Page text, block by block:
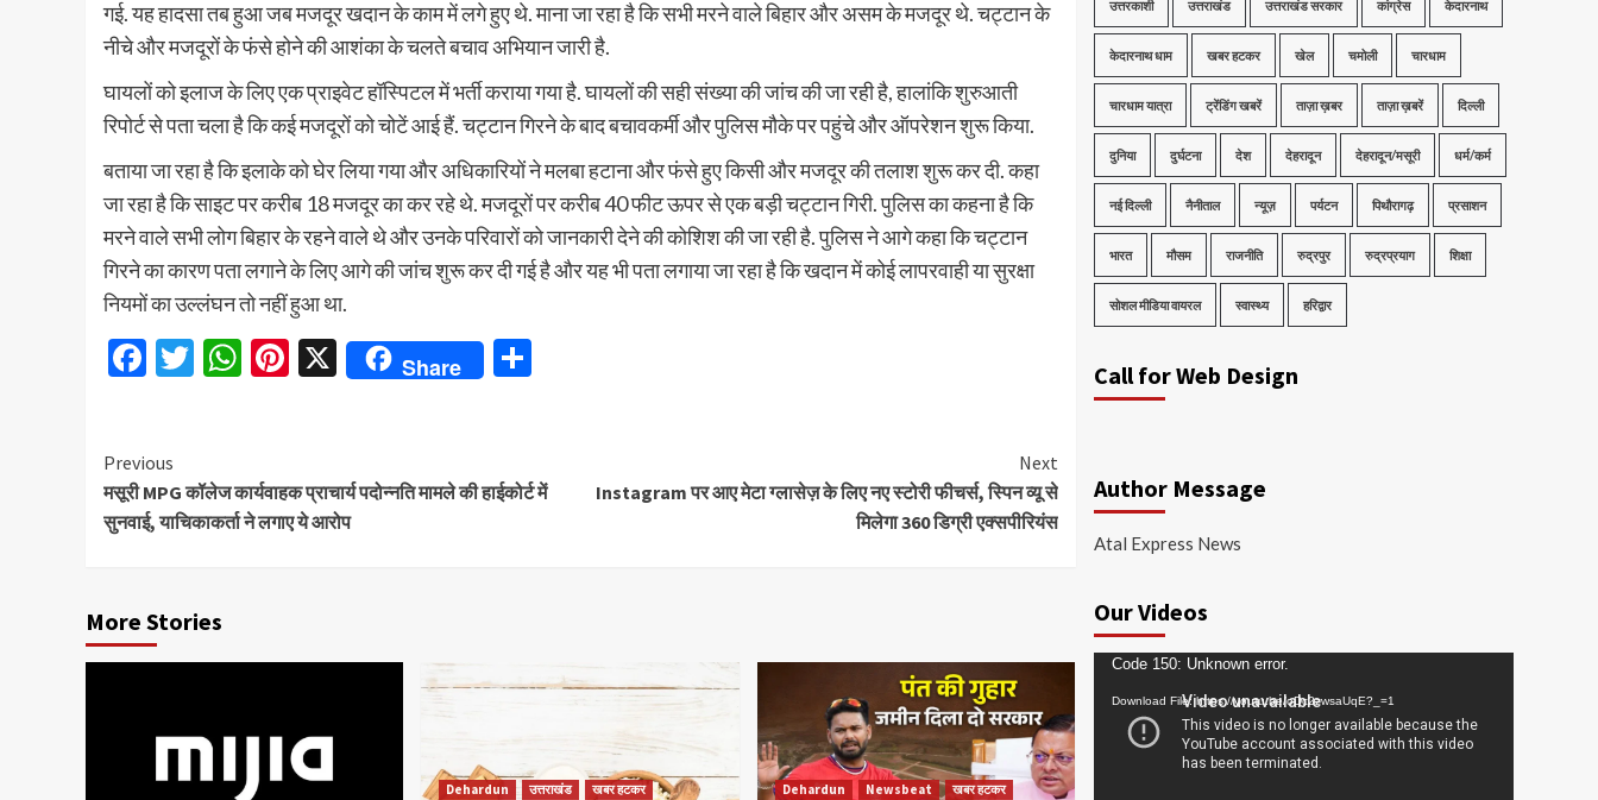
गई. यह हादसा तब हुआ जब मजदूर खदान के काम में लगे हुए थे. माना जा रहा है कि सभी मरने वाले बिहार और असम के मजदूर थे. चट्टान के
नीचे और मजदूरों के फंसे होने की आशंका के चलते बचाव अभियान जारी है.
घायलों को इलाज के लिए एक प्राइवेट हॉस्पिटल में भर्ती कराया गया है. घायलों की सही संख्या की जांच की जा रही है, हालांकि शुरुआती
रिपोर्ट से पता चला है कि कई मजदूरों को चोटें आई हैं. चट्टान गिरने के बाद बचावकर्मी और पुलिस मौके पर पहुंचे और ऑपरेशन शुरू किया.
बताया जा रहा है कि इलाके को घेर लिया गया और अधिकारियों ने मलबा हटाना और फंसे हुए किसी और मजदूर की तलाश शुरू कर दी. कहा
जा रहा है कि साइट पर करीब 18 मजदूर का कर रहे थे. मजदूरों पर करीब 40 फीट ऊपर से एक बड़ी चट्टान गिरी. पुलिस का कहना है कि
मरने वाले सभी लोग बिहार के रहने वाले थे और उनके परिवारों को जानकारी देने की कोशिश की जा रही है. पुलिस ने आगे कहा कि चट्टान
गिरने का कारण पता लगाने के लिए आगे की जांच शुरू कर दी गई है और यह भी पता लगाया जा रहा है कि खदान में कोई लापरवाही या सुरक्षा
नियमों का उल्लंघन तो नहीं हुआ था.
Facebook
Twitter
WhatsApp
Pinterest
X Share
Continue
Reading
Previous
मसूरी MPG कॉलेज कार्यवाहक प्राचार्य पदोन्नति मामले की हाईकोर्ट में
सुनवाई, ​याचिकाकर्ता ने लगाए ये आरोप
Next
Instagram पर आए मेटा ग्लासेज़ के लिए नए स्टोरी फीचर्स, स्पिन व्यू से
मिलेगा 360 डिग्री एक्सपीरियंस
More Stories
Dehardun उत्तराखंड
खबर हटकर
Dehardun Newsbeat
खबर हटकर
उत्तरकाशी उत्तराखंड उत्तराखंड सरकार कांग्रेस केदारनाथ
केदारनाथ धाम खबर हटकर खेल चमोली चारधाम
चारधाम यात्रा ट्रेंडिंग खबरें ताज़ा ख़बर ताज़ा ख़बरें दिल्ली
दुनिया दुर्घटना देश देहरादून देहरादून/मसूरी धर्म/कर्म
नई दिल्ली नैनीताल न्यूज़ पर्यटन पिथौरागढ़ प्रसाशन
भारत मौसम राजनीति रुद्रपुर रुद्रप्रयाग शिक्षा
सोशल मीडिया वायरल स्वास्थ्य हरिद्वार
Call for Web Design
Author Message
Atal Express News
Our Videos
Video
Player
Code 150: Unknown error.
Download File: https://youtu.be/oDc2zwsaUqE?_=1